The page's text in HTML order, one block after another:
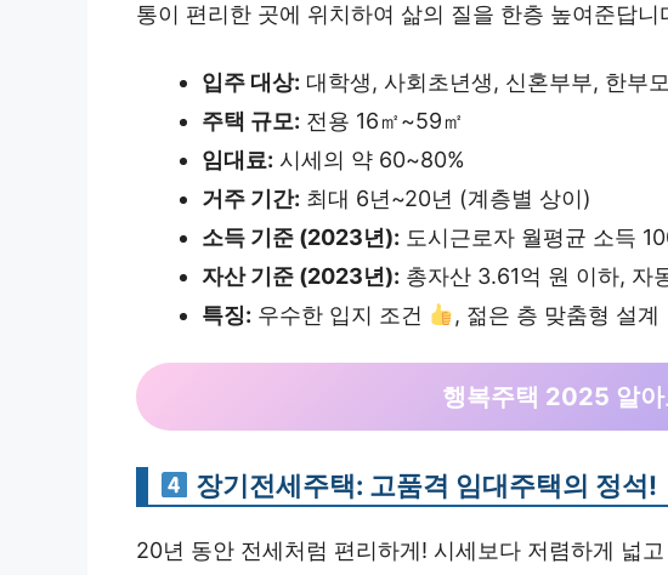
통이 편리한 곳에 위치하여 삶의 질을 한층 높여준답니
입주 대상: 대학생, 사회초년생, 신혼부부, 한부
주택 규모: 전용 16㎡~59㎡
임대료: 시세의 약 60~80%
거주 기간: 최대 6년~20년 (계층별 상이)
소득 기준 (2023년): 도시근로자 월평균 소득
자산 기준 (2023년): 총자산 3.61억 원 이하, 자
특징: 우수한 입지 조건 , 젊은 층 맞춤형 설계
행복주택 2025 알
장기전세주택: 고품격 임대주택의 정석!
20년 동안 전세처럼 편리하게! 시세보다 저렴하게 넓